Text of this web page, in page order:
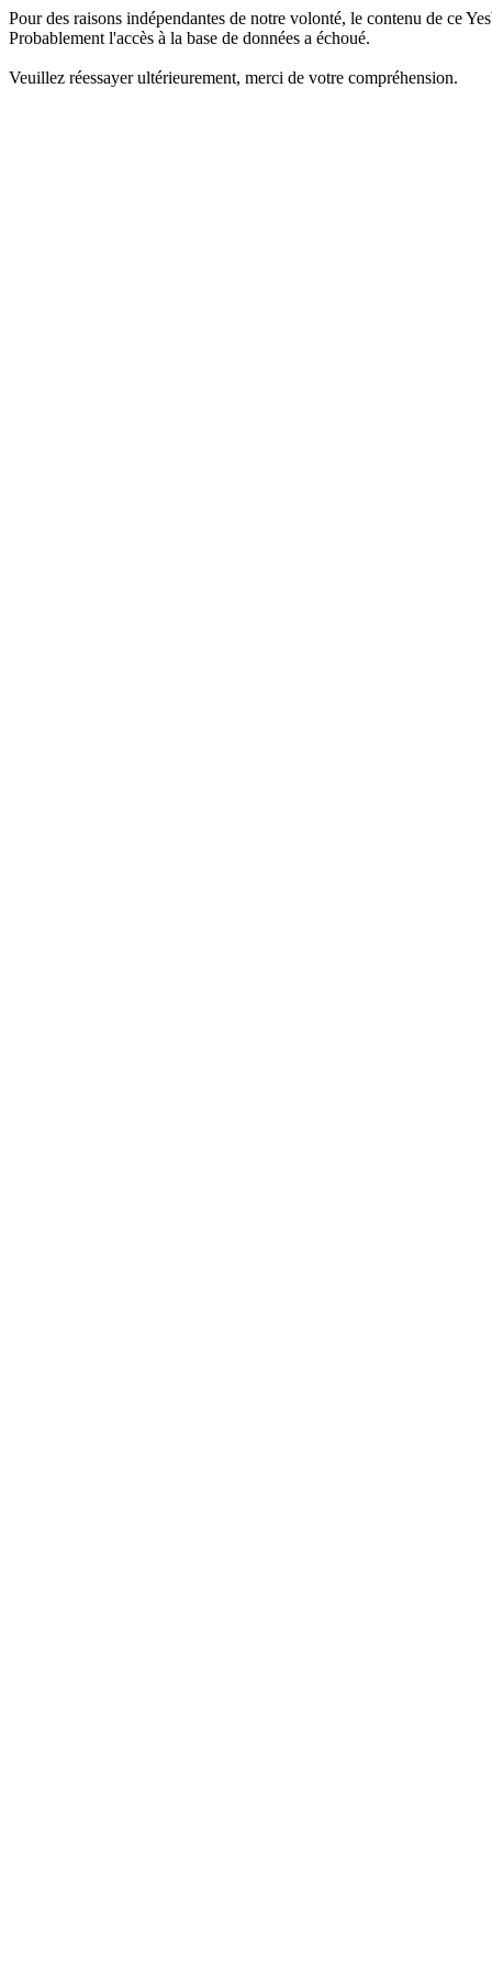
Pour des raisons indépendantes de notre volonté, le contenu de ce
Probablement l'accès à la base de données a échoué.
Veuillez réessayer ultérieurement, merci de votre compréhension.